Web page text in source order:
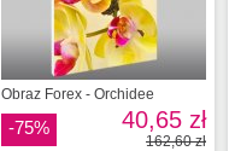
Obraz Forex - Orchidee
-75% 40,65 zł
162,60 zł